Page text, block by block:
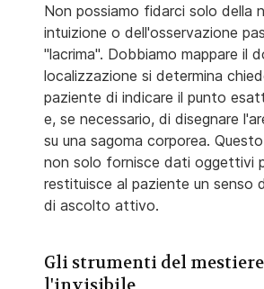
Non possiamo fidarci solo della
intuizione o dell'osservazione
"lacrima". Dobbiamo mappare il
localizzazione si determina
paziente di indicare il punto
e, se necessario, di disegnare
su una sagoma corporea.
non solo fornisce dati oggettivi
restituisce al paziente un senso
di ascolto attivo.
Gli strumenti del